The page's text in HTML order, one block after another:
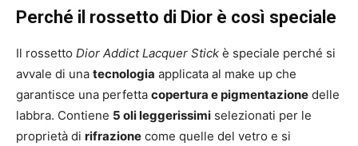
Perché il rossetto di Dior è così speciale
Il rossetto Dior Addict Lacquer Stick è speciale perché si
avvale di una tecnologia applicata al make up che
garantisce una perfetta copertura e pigmentazione delle
labbra. Contiene 5 oli leggerissimi selezionati per le
proprietà di rifrazione come quelle del vetro e si